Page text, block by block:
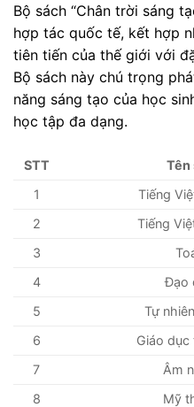
Bộ sách “Chân trời sáng
hợp tác quốc tế, kết hợp
tiên tiến của thế giới với
Bộ sách này chú trọng
năng sáng tạo của học
học tập đa dạng.
STT Tên
1
Tiếng
2
Tiếng
3
4
Đạo
5
Tự
6
Giáo dục
7
Âm
8
Mỹ